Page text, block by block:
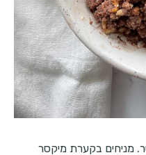
מניחים בקערת מיקסר